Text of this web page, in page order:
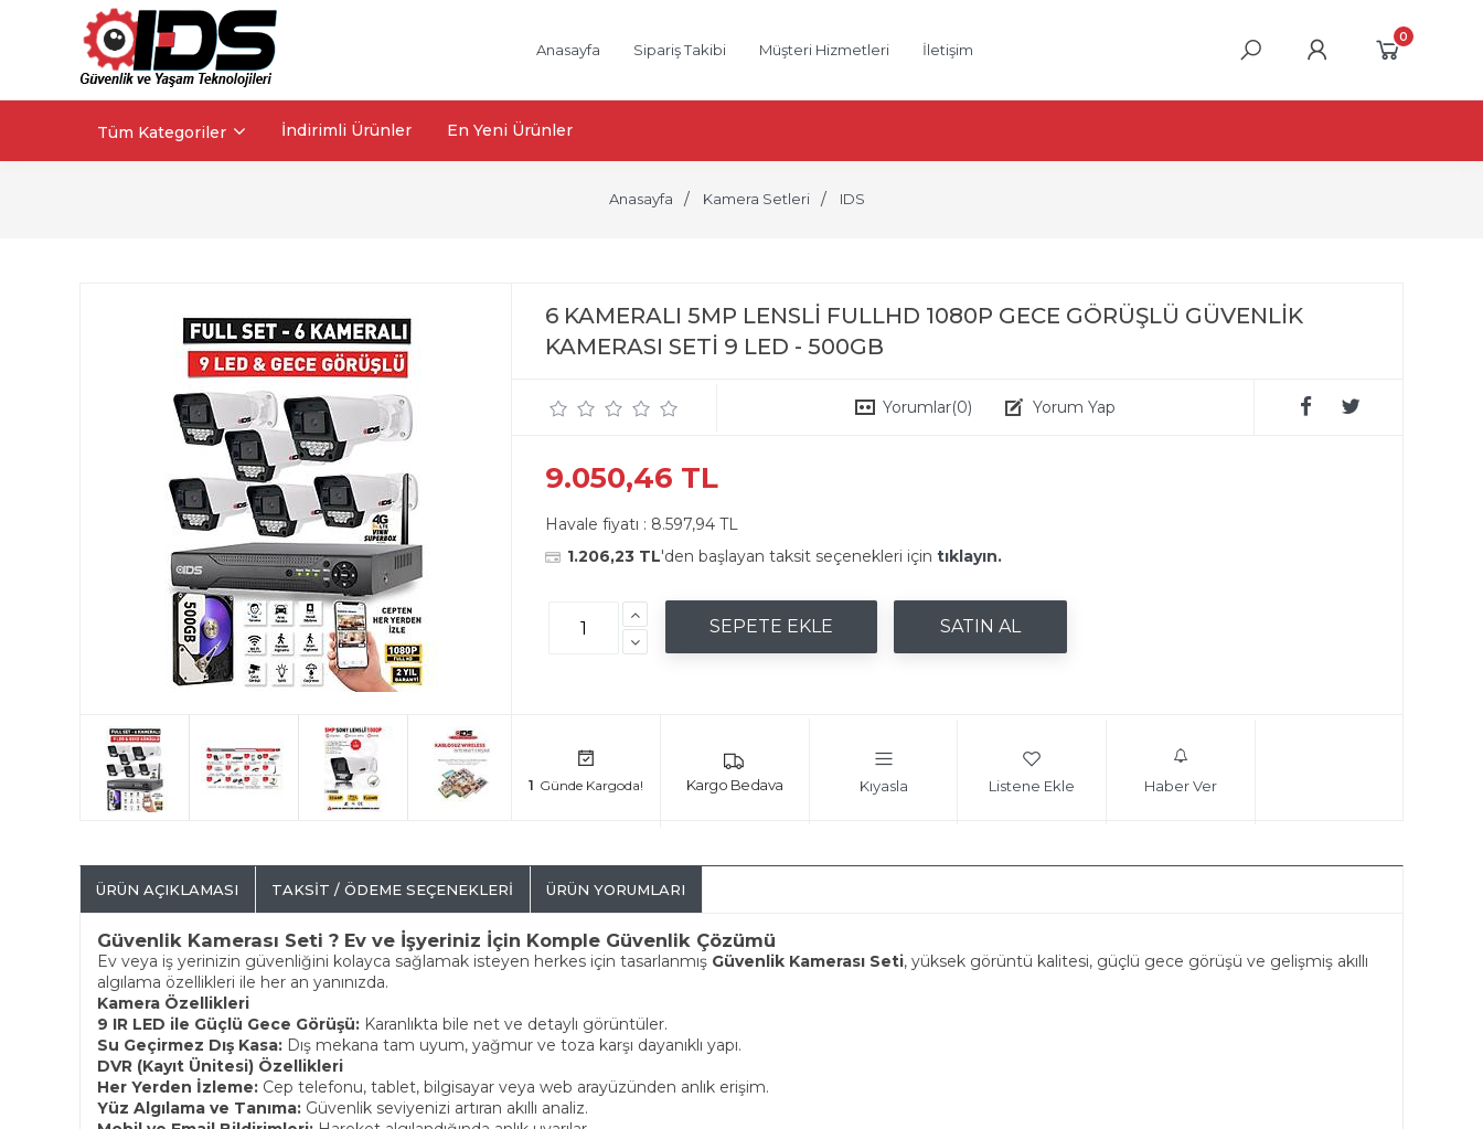
Anasayfa Sipariş Takibi Müşteri Hizmetleri İletişim
0
Tüm Kategoriler İndirimli Ürünler En Yeni Ürünler
Anasayfa Kamera Setleri IDS
6 KAMERALI 5MP LENSLİ FULLHD 1080P GECE GÖRÜŞLÜ GÜVENLİK
KAMERASI SETİ 9 LED - 500GB
Yorumlar(0) Yorum Yap
9.050,46 TL
Havale fiyatı : 8.597,94 TL
1.206,23 TL'den başlayan taksit seçenekleri için tıklayın.
1 Kıyasla Listene Ekle Haber Ver
ÜRÜN AÇIKLAMASI TAKSIT / ÖDEME SEÇENEKLERI ÜRÜN YORUMLARI
Güvenlik Kamerası Seti ? Ev ve İşyeriniz İçin Komple Güvenlik Çözümü
Ev veya iş yerinizin güvenliğini kolayca sağlamak isteyen herkes için tasarlanmış Güvenlik Kamerası Seti, yüksek görüntü kalitesi, güçlü gece görüşü ve gelişmiş akıllı
algılama özellikleri ile her an yanınızda.
Kamera Özellikleri
9 IR LED ile Güçlü Gece Görüşü: Karanlıkta bile net ve detaylı görüntüler.
Su Geçirmez Dış Kasa: Dış mekana tam uyum, yağmur ve toza karşı dayanıklı yapı.
DVR (Kayıt Ünitesi) Özellikleri
Her Yerden İzleme: Cep telefonu, tablet, bilgisayar veya web arayüzünden anlık erişim.
Yüz Algılama ve Tanıma: Güvenlik seviyenizi artıran akıllı analiz.